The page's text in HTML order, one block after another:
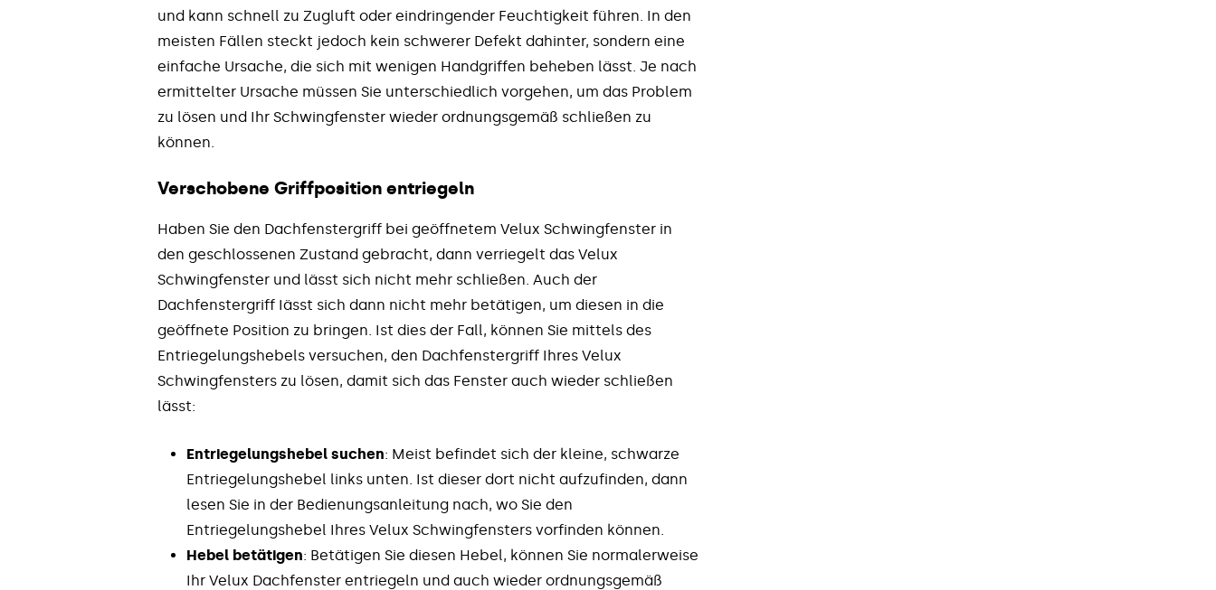
und kann schnell zu Zugluft oder eindringender Feuchtigkeit führen. In den
meisten Fällen steckt jedoch kein schwerer Defekt dahinter, sondern eine
einfache Ursache, die sich mit wenigen Handgriffen beheben lässt. Je nach
ermittelter Ursache müssen Sie unterschiedlich vorgehen, um das Problem
zu lösen und Ihr Schwingfenster wieder ordnungsgemäß schließen zu
können.
Verschobene Griffposition entriegeln
Haben Sie den Dachfenstergriff bei geöffnetem Velux Schwingfenster in
den geschlossenen Zustand gebracht, dann verriegelt das Velux
Schwingfenster und lässt sich nicht mehr schließen. Auch der
Dachfenstergriff Iässt sich dann nicht mehr betätigen, um diesen in die
geöffnete Position zu bringen. Ist dies der Fall, können Sie mittels des
Entriegelungshebels versuchen, den Dachfenstergriff Ihres Velux
Schwingfensters zu lösen, damit sich das Fenster auch wieder schließen
lässt:
Entriegelungshebel suchen: Meist befindet sich der kleine, schwarze
Entriegelungshebel links unten. Ist dieser dort nicht aufzufinden, dann
lesen Sie in der Bedienungsanleitung nach, wo Sie den
Entriegelungshebel Ihres Velux Schwingfensters vorfinden können.
Hebel betätigen: Betätigen Sie diesen Hebel, können Sie normalerweise
Ihr Velux Dachfenster entriegeln und auch wieder ordnungsgemäß